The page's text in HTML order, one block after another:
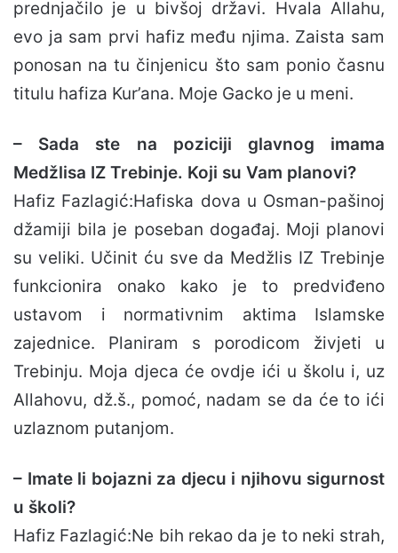
prednjačilo je u bivšoj državi. Hvala Allahu,
evo ja sam prvi hafiz među njima. Zaista sam
ponosan na tu činjenicu što sam ponio časnu
titulu hafiza Kur’ana. Moje Gacko je u meni.
– Sada ste na poziciji glavnog imama
Medžlisa IZ Trebinje. Koji su Vam planovi?
Hafiz Fazlagić:Hafiska dova u Osman-pašinoj
džamiji bila je poseban događaj. Moji planovi
su veliki. Učinit ću sve da Medžlis IZ Trebinje
funkcionira onako kako je to predviđeno
ustavom i normativnim aktima Islamske
zajednice. Planiram s porodicom živjeti u
Trebinju. Moja djeca će ovdje ići u školu i, uz
Allahovu, dž.š., pomoć, nadam se da će to ići
uzlaznom putanjom.
– Imate li bojazni za djecu i njihovu sigurnost
u školi?
Hafiz Fazlagić:Ne bih rekao da je to neki strah,